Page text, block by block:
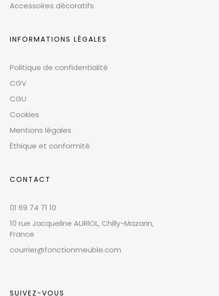
Accessoires décoratifs
INFORMATIONS LÉGALES
Politique de confidentialité
CGV
CGU
Cookies
Mentions légales
Éthique et conformité
CONTACT
01 69 74 71 10
10 rue Jacqueline AURIOL, Chilly-Mazarin,
France
courrier@fonctionmeuble.com
SUIVEZ-VOUS